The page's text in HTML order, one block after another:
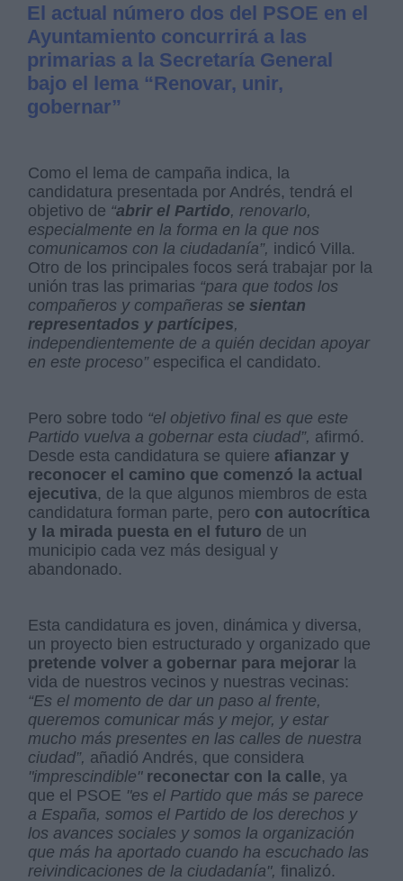
El actual número dos del PSOE en el
Ayuntamiento concurrirá a las
primarias a la Secretaría General
bajo el lema “Renovar, unir,
gobernar”
Como el lema de campaña indica, la
candidatura presentada por Andrés, tendrá el
objetivo de “abrir el Partido, renovarlo,
especialmente en la forma en la que nos
comunicamos con la ciudadanía”, indicó Villa.
Otro de los principales focos será trabajar por la
unión tras las primarias “para que todos los
compañeros y compañeras se sientan
representados y partícipes,
independientemente de a quién decidan apoyar
en este proceso”especifica el candidato.
Pero sobre todo “el objetivo final es que este
Partido vuelva a gobernar esta ciudad”, afirmó.
Desde esta candidatura se quiere afianzar y
reconocer el camino que comenzó la actual
ejecutiva, de la que algunos miembros de esta
candidatura forman parte, pero con autocrítica
y la mirada puesta en el futuro de un
municipio cada vez más desigual y
abandonado.
Esta candidatura es joven, dinámica y diversa,
un proyecto bien estructurado y organizado que
pretende volver a gobernar para mejorar la
vida de nuestros vecinos y nuestras vecinas:
“Es el momento de dar un paso al frente,
queremos comunicar más y mejor, y estar
mucho más presentes en las calles de nuestra
ciudad”, añadió Andrés, que considera
"imprescindible"reconectar con la calle, ya
que el PSOE "es el Partido que más se parece
a España, somos el Partido de los derechos y
los avances sociales y somos la organización
que más ha aportado cuando ha escuchado las
reivindicaciones de la ciudadanía", finalizó.